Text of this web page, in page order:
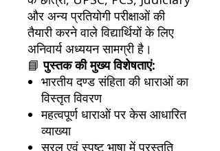
और अन्य प्रतियोगी परीक्षाओं की
तैयारी करने वाले विद्यार्थियों के लिए
अनिवार्य अध्ययन सामग्री है।
📘पुस्तक की मुख्य विशेषताएं:
भारतीय दण्ड संहिता की धाराओं का
विस्तृत विवरण
महत्वपूर्ण धाराओं पर केस आधारित
व्याख्या
सरल एवं स्पष्ट भाषा में प्रस्तुति